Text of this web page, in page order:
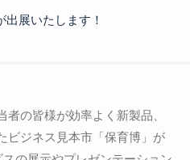
展いたします！
の皆様が効率よく新製品、
ビジネス見本市「保育博」が